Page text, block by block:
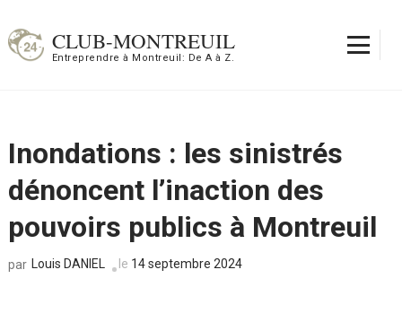
au
contenu
CLUB-MONTREUIL
Entreprendre à Montreuil: De A à Z.
Inondations : les sinistrés
dénoncent l’inaction des
pouvoirs publics à Montreuil
par Louis DANIEL le 14 septembre 2024